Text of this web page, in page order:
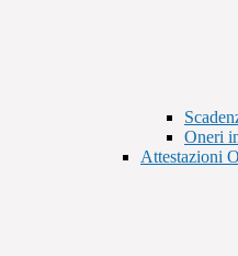
Oneri
Attestazioni